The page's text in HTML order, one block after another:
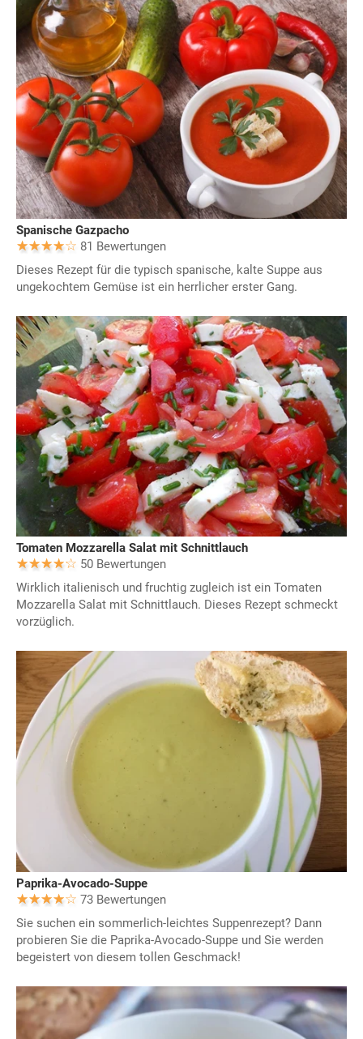
Spanische Gazpacho
81 Bewertungen
Dieses Rezept für die typisch spanische, kalte Suppe aus
ungekochtem Gemüse ist ein herrlicher erster Gang.
Tomaten Mozzarella Salat mit Schnittlauch
50 Bewertungen
Wirklich italienisch und fruchtig zugleich ist ein Tomaten
Mozzarella Salat mit Schnittlauch. Dieses Rezept schmeckt
vorzüglich.
Paprika-Avocado-Suppe
73 Bewertungen
Sie suchen ein sommerlich-leichtes Suppenrezept? Dann
probieren Sie die Paprika-Avocado-Suppe und Sie werden
begeistert von diesem tollen Geschmack!